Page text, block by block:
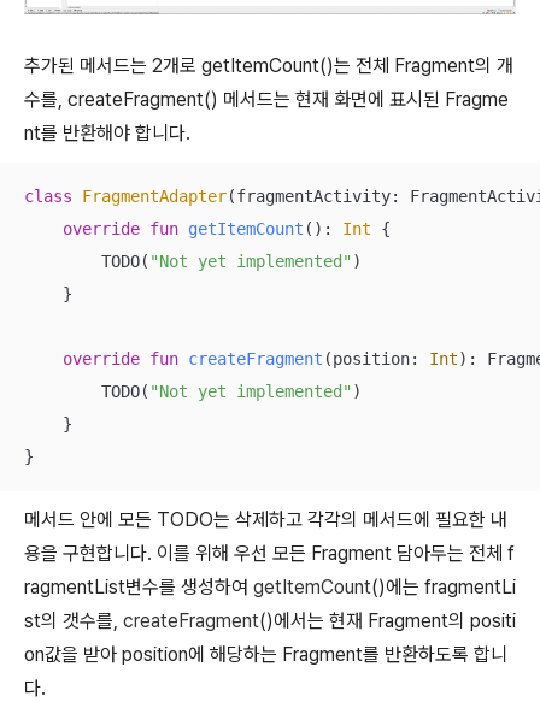
추가된 메서드는 2개로 getItemCount()는 전체 Fragment의 개
수를, createFragment() 메서드는 현재 화면에 표시된 Fragme
nt를 반환해야 합니다.
class FragmentAdapter(fragmentActivity:
override fun getItemCount () : Int {
        TODO(
"Not yet implemented" )
    }
override fun createFragment (position: Int) :
        TODO(
"Not yet implemented" )
    }
}
메서드 안에 모든 TODO는 삭제하고 각각의 메서드에 필요한 내
용을 구현합니다. 이를 위해 우선 모든 Fragment 담아두는 전체 f
ragmentList변수를 생성하여 getItemCount()에는 fragmentLi
st의 갯수를, createFragment()에서는 현재 Fragment의 positi
on값을 받아 position에 해당하는 Fragment를 반환하도록 합니
다.